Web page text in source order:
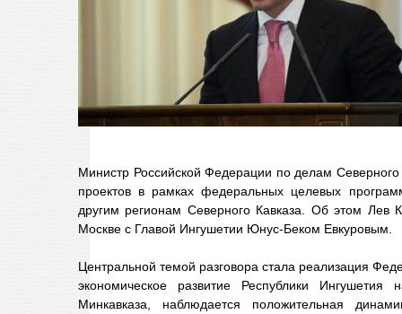
Министр Российской Федерации по делам Северного
проектов в рамках федеральных целевых
другим регионам Северного Кавказа. Об этом Лев
Москве с Главой Ингушетии Юнус-Беком Евкуровым.
Центральной темой разговора стала реализация
экономическое развитие Республики
Минкавказа, наблюдается положительная